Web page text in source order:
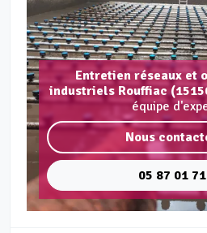
Entretien réseaux et
industriels Rouffiac
équipe
Nous
05 87 01